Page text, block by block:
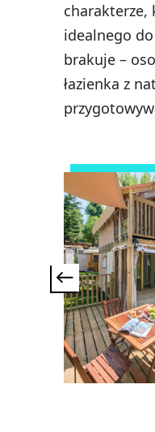
charakterze,
idealnego
brakuje –
łazienka z